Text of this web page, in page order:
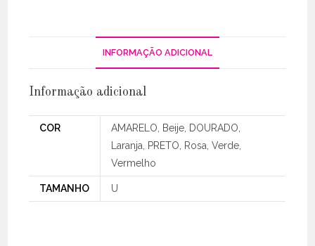
INFORMAÇÃO ADICIONAL
Informação adicional
COR
AMARELO, Beije, DOURADO,
Laranja, PRETO, Rosa, Verde,
Vermelho
TAMANHO U